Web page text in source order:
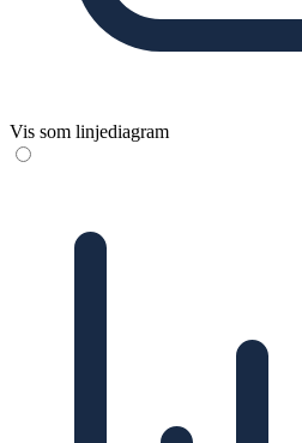
Vis som linjediagram